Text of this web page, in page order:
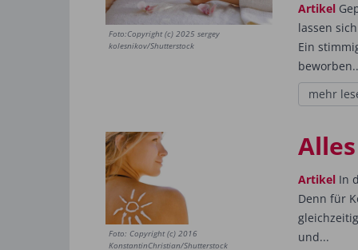
Foto:Copyright (c) 2025 sergey
kolesnikov/Shutterstock
Artikel
lassen
Ein
mehr
Foto: Copyright (c) 2016
KonstantinChristian/Shutterstock
Artikel In
Denn für
und...